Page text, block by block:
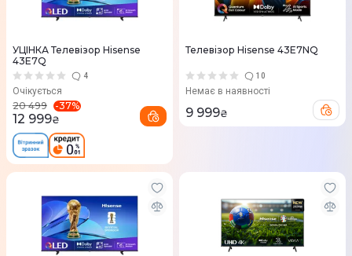
УЦІНКА Телевізор Hisense
43E7Q
4
Очікується
20 499 -37%
12 999₴
Телевізор Hisense 43E7NQ
10
Немає в наявності
9 999₴